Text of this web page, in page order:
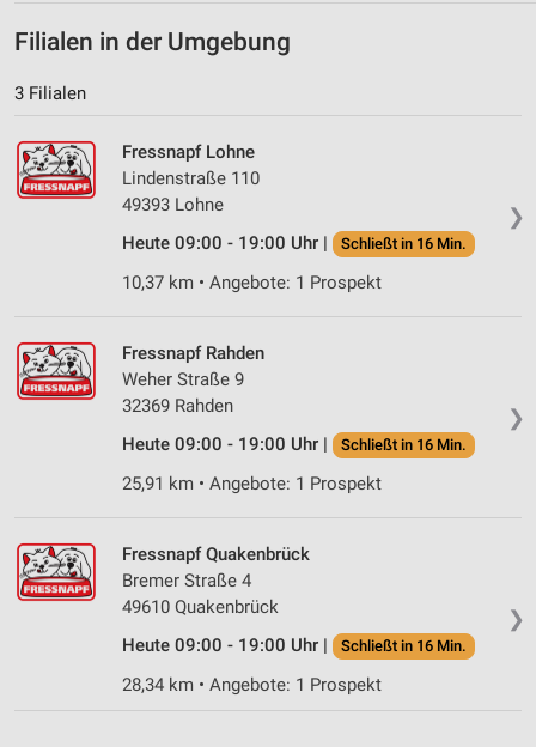
Filialen in der Umgebung
3 Filialen
❯
Fressnapf Lohne
Lindenstraße 110
49393 Lohne
Heute 09:00 - 19:00 Uhr |
Schließt in 16 Min.
10,37 km • Angebote: 1 Prospekt
❯
Fressnapf Rahden
Weher Straße 9
32369 Rahden
Heute 09:00 - 19:00 Uhr |
Schließt in 16 Min.
25,91 km • Angebote: 1 Prospekt
❯
Fressnapf Quakenbrück
Bremer Straße 4
49610 Quakenbrück
Heute 09:00 - 19:00 Uhr |
Schließt in 16 Min.
28,34 km • Angebote: 1 Prospekt
Kombinationen von Daten aus verschiedenen
Quellen
Entwicklung und Verbesserung der Angebote
Verwendung reduzierter Daten zur Auswahl von
Verwendung genauer Standortdaten
Geräte anhand von aktiv angeforderten
Performance
Funktional